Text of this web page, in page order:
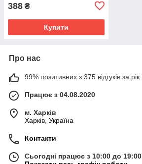
388 ₴
Купити
Про нас
99% позитивних з 375 відгуків за рік
Працює з 04.08.2020
м. Харків
Харків, Україна
Контакти
Сьогодні працює з 10:00 до 19:00